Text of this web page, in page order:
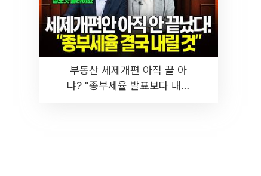
부동산 세제개편 아직 끝 아
냐? "종부세율 발표보다 내릴